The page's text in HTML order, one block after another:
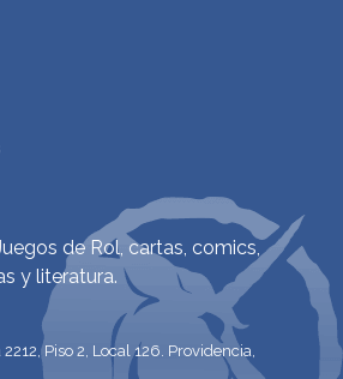
de Rol, cartas, comics,
y literatura.
Piso 2, Local 126. Providencia,